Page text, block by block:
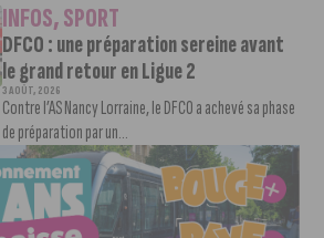
INFOS,SPORT
DFCO : une préparation sereine avant
le grand retour en Ligue 2
3 AOÛT, 2026
Contre l’AS Nancy Lorraine, le DFCO a achevé sa phase
de préparation par un...